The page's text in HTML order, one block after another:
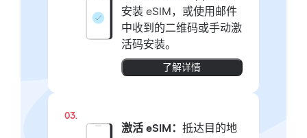
安装 eSIM，或使用邮件
中收到的二维码或手动激
活码安装。
了解详情
03.
激活 eSIM： 抵达目的地